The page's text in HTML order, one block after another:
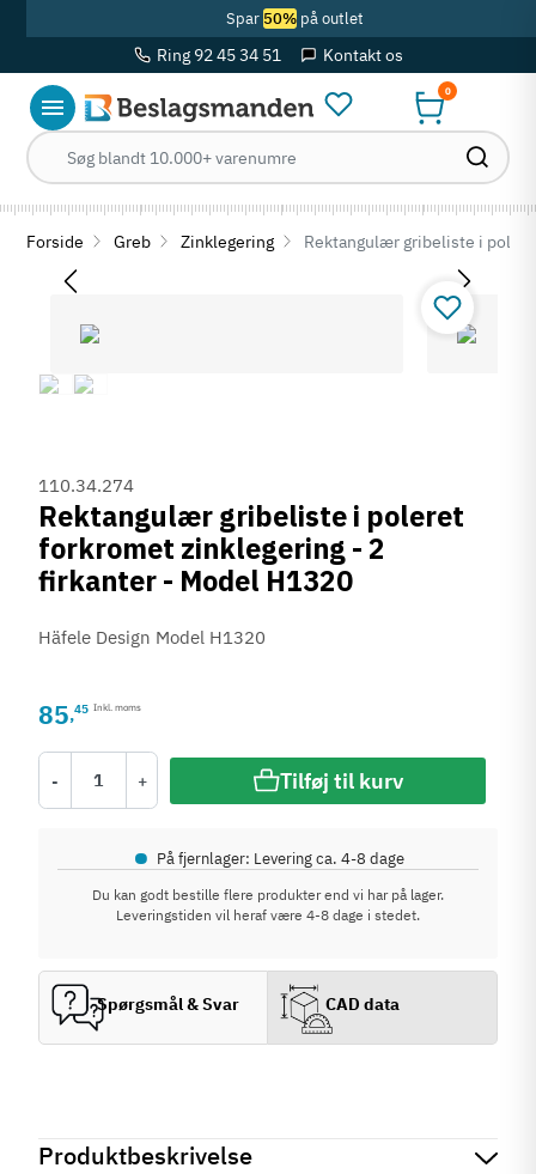
Spar 50%på outlet
Ring 92 45 34 51 Kontakt os
0
Forside Greb Zinklegering Rektangulær gribeliste i
Produktbeskrivelse
110.34.274
Rektangulær gribeliste i poleret
forkromet zinklegering - 2
firkanter - Model H1320
Häfele Design Model H1320
85,45 Inkl. moms
- + Tilføj til kurv
• På fjernlager: Levering ca. 4-8 dage
Du kan godt bestille flere produkter end vi har på lager.
Leveringstiden vil heraf være 4-8 dage i stedet.
Spørgsmål & Svar CAD data